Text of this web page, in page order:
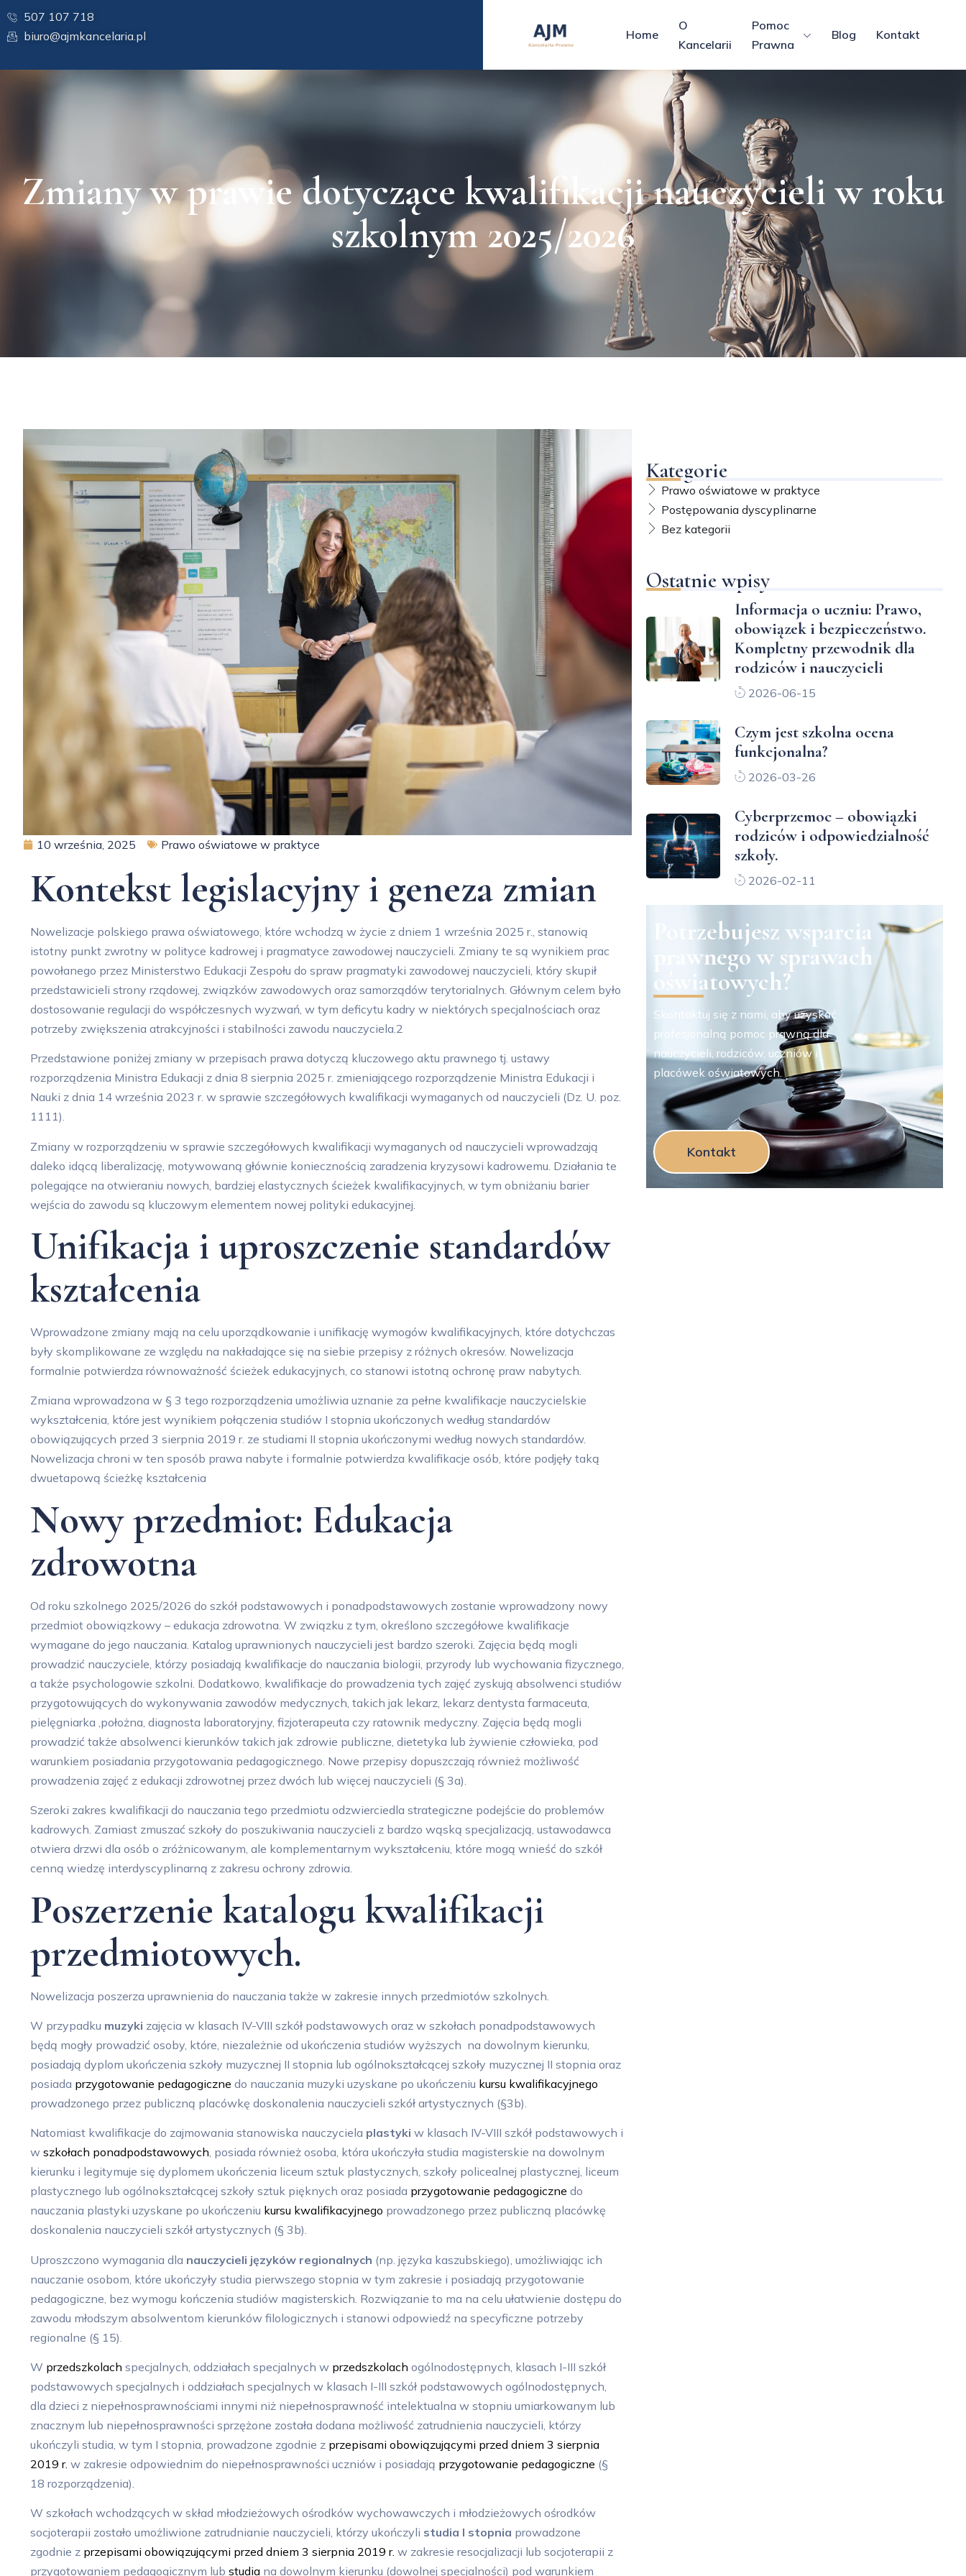
507 107 718
biuro@ajmkancelaria.pl
Home
O
Kancelarii
Pomoc
Prawna
Blog Kontakt
Zmiany w prawie dotyczące kwalifikacji nauczycieli w roku
szkolnym 2025/2026
10 września, 2025 Prawo oświatowe w praktyce
Kontekst legislacyjny i geneza zmian
Nowelizacje polskiego prawa oświatowego, które wchodzą w życie z dniem 1 września 2025 r., stanowią
istotny punkt zwrotny w polityce kadrowej i pragmatyce zawodowej nauczycieli. Zmiany te są wynikiem prac
powołanego przez Ministerstwo Edukacji Zespołu do spraw pragmatyki zawodowej nauczycieli, który skupił
przedstawicieli strony rządowej, związków zawodowych oraz samorządów terytorialnych. Głównym celem było
dostosowanie regulacji do współczesnych wyzwań, w tym deficytu kadry w niektórych specjalnościach oraz
potrzeby zwiększenia atrakcyjności i stabilności zawodu nauczyciela. 2
Przedstawione poniżej zmiany w przepisach prawa dotyczą kluczowego aktu prawnego tj. ustawy
rozporządzenia Ministra Edukacji z dnia 8 sierpnia 2025 r. zmieniającego rozporządzenie Ministra Edukacji i
Nauki z dnia 14 września 2023 r. w sprawie szczegółowych kwalifikacji wymaganych od nauczycieli (Dz. U. poz.
1111).
Zmiany w rozporządzeniu w sprawie szczegółowych kwalifikacji wymaganych od nauczycieli wprowadzają
daleko idącą liberalizację, motywowaną głównie koniecznością zaradzenia kryzysowi kadrowemu. Działania te
polegające na otwieraniu nowych, bardziej elastycznych ścieżek kwalifikacyjnych, w tym obniżaniu barier
wejścia do zawodu są kluczowym elementem nowej polityki edukacyjnej.
Unifikacja i uproszczenie standardów
kształcenia
Wprowadzone zmiany mają na celu uporządkowanie i unifikację wymogów kwalifikacyjnych, które dotychczas
były skomplikowane ze względu na nakładające się na siebie przepisy z różnych okresów. Nowelizacja
formalnie potwierdza równoważność ścieżek edukacyjnych, co stanowi istotną ochronę praw nabytych.
Zmiana wprowadzona w § 3 tego rozporządzenia umożliwia uznanie za pełne kwalifikacje nauczycielskie
wykształcenia, które jest wynikiem połączenia studiów I stopnia ukończonych według standardów
obowiązujących przed 3 sierpnia 2019 r. ze studiami II stopnia ukończonymi według nowych standardów.
Nowelizacja chroni w ten sposób prawa nabyte i formalnie potwierdza kwalifikacje osób, które podjęły taką
dwuetapową ścieżkę kształcenia
Nowy przedmiot: Edukacja
zdrowotna
Od roku szkolnego 2025/2026 do szkół podstawowych i ponadpodstawowych zostanie wprowadzony nowy
przedmiot obowiązkowy – edukacja zdrowotna. W związku z tym, określono szczegółowe kwalifikacje
wymagane do jego nauczania. Katalog uprawnionych nauczycieli jest bardzo szeroki. Zajęcia będą mogli
prowadzić nauczyciele, którzy posiadają kwalifikacje do nauczania biologii, przyrody lub wychowania fizycznego,
a także psychologowie szkolni. Dodatkowo, kwalifikacje do prowadzenia tych zajęć zyskują absolwenci studiów
przygotowujących do wykonywania zawodów medycznych, takich jak lekarz, lekarz dentysta farmaceuta,
pielęgniarka ,położna, diagnosta laboratoryjny, fizjoterapeuta czy ratownik medyczny. Zajęcia będą mogli
prowadzić także absolwenci kierunków takich jak zdrowie publiczne, dietetyka lub żywienie człowieka, pod
warunkiem posiadania przygotowania pedagogicznego. Nowe przepisy dopuszczają również możliwość
prowadzenia zajęć z edukacji zdrowotnej przez dwóch lub więcej nauczycieli (§ 3a).
Szeroki zakres kwalifikacji do nauczania tego przedmiotu odzwierciedla strategiczne podejście do problemów
kadrowych. Zamiast zmuszać szkoły do poszukiwania nauczycieli z bardzo wąską specjalizacją, ustawodawca
otwiera drzwi dla osób o zróżnicowanym, ale komplementarnym wykształceniu, które mogą wnieść do szkół
cenną wiedzę interdyscyplinarną z zakresu ochrony zdrowia.
Poszerzenie katalogu kwalifikacji
przedmiotowych.
Nowelizacja poszerza uprawnienia do nauczania także w zakresie innych przedmiotów szkolnych.
W przypadku muzyki zajęcia w klasach IV-VIII szkół podstawowych oraz w szkołach ponadpodstawowych
będą mogły prowadzić osoby, które, niezależnie od ukończenia studiów wyższych na dowolnym kierunku,
posiadają dyplom ukończenia szkoły muzycznej II stopnia lub ogólnokształcącej szkoły muzycznej II stopnia oraz
posiada przygotowanie pedagogiczne do nauczania muzyki uzyskane po ukończeniu kursu kwalifikacyjnego
prowadzonego przez publiczną placówkę doskonalenia nauczycieli szkół artystycznych (§3b).
Natomiast kwalifikacje do zajmowania stanowiska nauczyciela plastyki w klasach IV-VIII szkół podstawowych i
w szkołach ponadpodstawowych, posiada również osoba, która ukończyła studia magisterskie na dowolnym
kierunku i legitymuje się dyplomem ukończenia liceum sztuk plastycznych, szkoły policealnej plastycznej, liceum
plastycznego lub ogólnokształcącej szkoły sztuk pięknych oraz posiada przygotowanie pedagogiczne do
nauczania plastyki uzyskane po ukończeniu kursu kwalifikacyjnego prowadzonego przez publiczną placówkę
doskonalenia nauczycieli szkół artystycznych (§ 3b).
Uproszczono wymagania dla nauczycieli języków regionalnych (np. języka kaszubskiego), umożliwiając ich
nauczanie osobom, które ukończyły studia pierwszego stopnia w tym zakresie i posiadają przygotowanie
pedagogiczne, bez wymogu kończenia studiów magisterskich. Rozwiązanie to ma na celu ułatwienie dostępu do
zawodu młodszym absolwentom kierunków filologicznych i stanowi odpowiedź na specyficzne potrzeby
regionalne (§ 15).
W przedszkolach specjalnych, oddziałach specjalnych w przedszkolach ogólnodostępnych, klasach I-III szkół
podstawowych specjalnych i oddziałach specjalnych w klasach I-III szkół podstawowych ogólnodostępnych,
dla dzieci z niepełnosprawnościami innymi niż niepełnosprawność intelektualna w stopniu umiarkowanym lub
znacznym lub niepełnosprawności sprzężone została dodana możliwość zatrudnienia nauczycieli, którzy
ukończyli studia, w tym I stopnia, prowadzone zgodnie z przepisami obowiązującymi przed dniem 3 sierpnia
2019 r. w zakresie odpowiednim do niepełnosprawności uczniów i posiadają przygotowanie pedagogiczne (§
18 rozporządzenia).
W szkołach wchodzących w skład młodzieżowych ośrodków wychowawczych i młodzieżowych ośrodków
socjoterapii zostało umożliwione zatrudnianie nauczycieli, którzy ukończyli studia I stopnia prowadzone
zgodnie z przepisami obowiązującymi przed dniem 3 sierpnia 2019 r. w zakresie resocjalizacji lub socjoterapii z
przygotowaniem pedagogicznym lub studia na dowolnym kierunku (dowolnej specjalności) pod warunkiem
Kategorie
Prawo oświatowe w praktyce
Postępowania dyscyplinarne
Bez kategorii
Ostatnie wpisy
Informacja o uczniu: Prawo,
obowiązek i bezpieczeństwo.
Kompletny przewodnik dla
rodziców i nauczycieli
2026-06-15
Czym jest szkolna ocena
funkcjonalna?
2026-03-26
Cyberprzemoc – obowiązki
rodziców i odpowiedzialność
szkoły.
2026-02-11
Potrzebujesz wsparcia
prawnego w sprawach
oświatowych?
Skontaktuj się z nami, aby uzyskać
profesjonalną pomoc prawną dla
nauczycieli, rodziców, uczniów i
placówek oświatowych.
Kontakt